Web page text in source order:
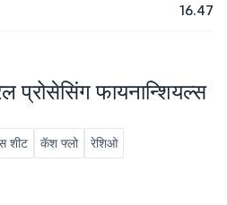
16.47
फायनान्शियल्स
शीट कॅश फ्लो रेशिओ